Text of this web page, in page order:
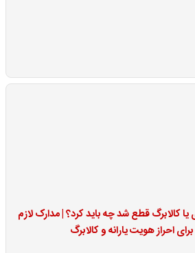
یا کالابرگ قطع شد چه باید کرد؟ | مدارک لازم
برای احراز هویت یارانه و کالابرگ